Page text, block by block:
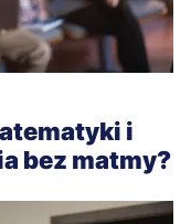
i
bez matmy?